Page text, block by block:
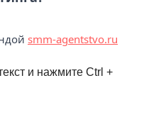
smm-agentstvo.ru
и нажмите Ctrl +